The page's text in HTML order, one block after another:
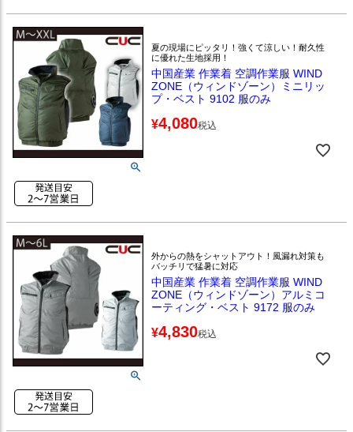
夏の現場にピッタリ！強くて涼しい！耐久性
に優れた生地採用！
中国産業 作業着 空調作業服 WIND
ZONE（ウィンドゾーン）ミニリッ
プ・ベスト 9102 服のみ
¥4,080税込
外からの熱をシャットアウト！風漏れ対策も
バッチリで猛暑に対応
中国産業 作業着 空調作業服 WIND
ZONE（ウィンドゾーン）アルミコ
ーティング・ベスト 9172 服のみ
¥4,830税込